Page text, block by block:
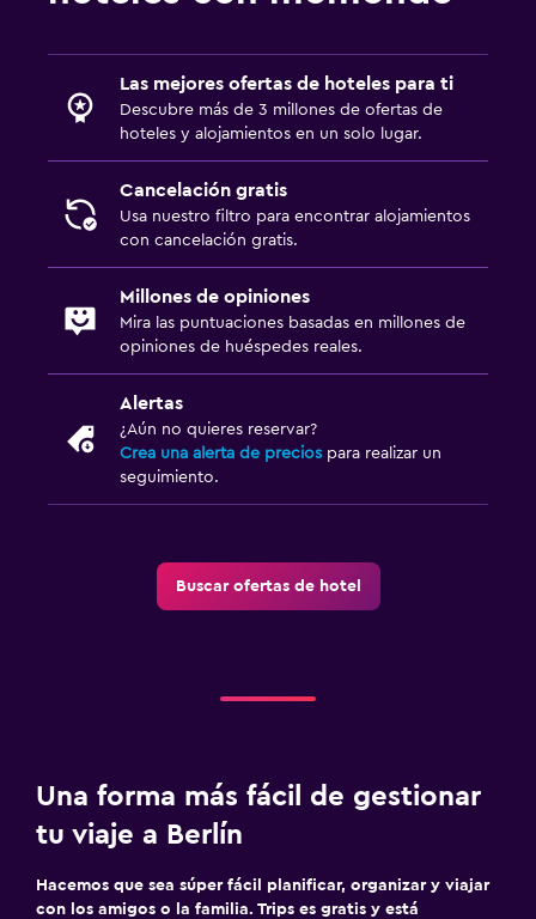
Las mejores ofertas de hoteles para ti
Descubre más de 3 millones de ofertas de
hoteles y alojamientos en un solo lugar.
Cancelación gratis
Usa nuestro filtro para encontrar alojamientos
con cancelación gratis.
Millones de opiniones
Mira las puntuaciones basadas en millones de
opiniones de huéspedes reales.
Alertas
¿Aún no quieres reservar?
Crea una alerta de precios para realizar un
seguimiento.
Buscar ofertas de hotel
Una forma más fácil de gestionar
tu viaje a Berlín
Hacemos que sea súper fácil planificar, organizar y viajar
con los amigos o la familia. Trips es gratis y está